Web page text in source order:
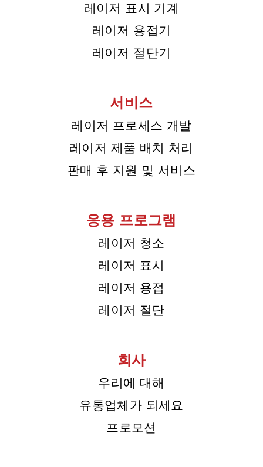
레이저 표시 기계
레이저 용접기
레이저 절단기
서비스
레이저 프로세스 개발
레이저 제품 배치 처리
판매 후 지원 및 서비스
응용 프로그램
레이저 청소
레이저 표시
레이저 용접
레이저 절단
회사
우리에 대해
유통업체가 되세요
프로모션